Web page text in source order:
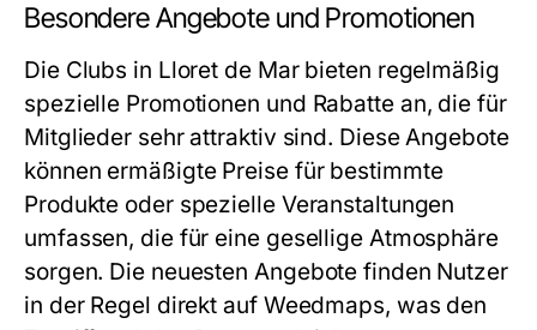
Besondere Angebote und Promotionen
Die Clubs in Lloret de Mar bieten regelmäßig
spezielle Promotionen und Rabatte an, die für
Mitglieder sehr attraktiv sind. Diese Angebote
können ermäßigte Preise für bestimmte
Produkte oder spezielle Veranstaltungen
umfassen, die für eine gesellige Atmosphäre
sorgen. Die neuesten Angebote finden Nutzer
in der Regel direkt auf Weedmaps, was den